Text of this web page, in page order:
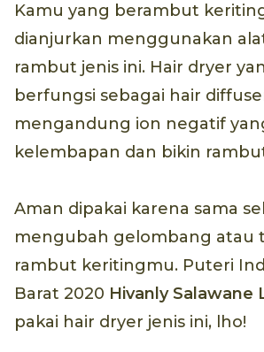
Kamu yang berambut
dianjurkan menggunakan
rambut jenis ini. Hair dryer
berfungsi sebagai hair
mengandung ion negatif
kelembapan dan bikin
Aman dipakai karena sama
mengubah gelombang atau
rambut keritingmu. Puteri
Barat 2020 Hivanly Salawane
pakai hair dryer jenis ini, lho!